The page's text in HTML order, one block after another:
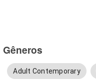
Gêneros
Adult Contemporary